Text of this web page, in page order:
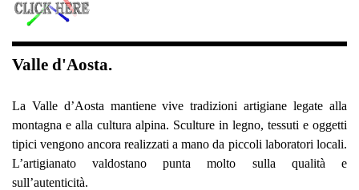
Valle d'Aosta.
La Valle d’Aosta mantiene vive tradizioni artigiane legate alla
montagna e alla cultura alpina. Sculture in legno, tessuti e oggetti
tipici vengono ancora realizzati a mano da piccoli laboratori locali.
L’artigianato valdostano punta molto sulla qualità e
sull’autenticità.